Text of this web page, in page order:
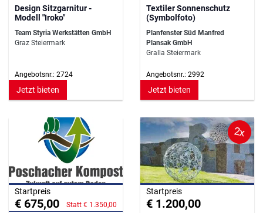
Design Sitzgarnitur -
Modell "Iroko"
Team Styria Werkstätten GmbH
Graz Steiermark
Angebotsnr.: 2724
Jetzt bieten
Textiler Sonnenschutz
(Symbolfoto)
Planfenster Süd Manfred
Plansak GmbH
Gralla Steiermark
Angebotsnr.: 2992
Jetzt bieten
Startpreis
€ 675,00 Statt € 1.350,00
2x
Startpreis
€ 1.200,00